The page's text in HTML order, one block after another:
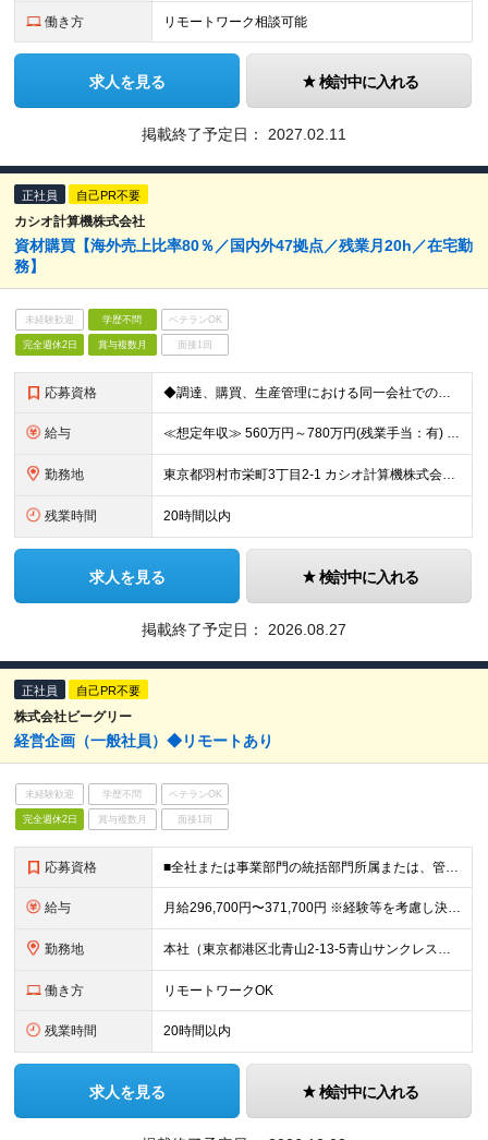
働き方 リモートワーク相談可能
求人を見る 検討中に入れる
掲載終了予定日： 2027.02.11
正社員 自己PR不要
カシオ計算機株式会社
資材購買【海外売上比率80％／国内外47拠点／残業月20h／在宅勤
務】
未経験歓迎 学歴不問 ベテランOK
完全週休2日 賞与複数月 面接1回
応募資格 ◆調達、購買、生産管理における同一会社での実務経験が3年以上ある方
給与 ≪想定年収≫ 560万円～780万円(残業手当：有) ※待遇はスキル、経験に応じて個別に決定致します。 ※基本給＋賞与（年2回）、別途残業代、諸手当を支給（残業代は1分単位で支給いたします） ※試用期
勤務地 東京都羽村市栄町3丁目2-1 カシオ計算機株式会社 羽村技術センター ※転勤は当面ありません。 ※在宅勤務あり ※(変更の範囲)会社の定める勤務地
残業時間 20時間以内
求人を見る 検討中に入れる
掲載終了予定日： 2026.08.27
正社員 自己PR不要
株式会社ビーグリー
経営企画（一般社員）◆リモートあり
未経験歓迎 学歴不問 ベテランOK
完全週休2日 賞与複数月 面接1回
応募資格 ■全社または事業部門の統括部門所属または、管理部門での業務経験 ■基本的なパソコンの操作(Excel、PowerPoint) ■大学院、大学 ▼こんな方を歓迎します ・能動的に業務を推進することが
給与 月給296,700円〜371,700円 ※経験等を考慮し決定します。 ※上記の⾦額には固定残業代80,955円～101,430円（45時間分）を含み、超過分は別途支給します。 ※試用期間：3ヶ月（本
勤務地 本社（東京都港区北⻘⼭2-13-5⻘⼭サンクレストビル4F） 適性・会社の状況に応じて次の範囲内で、就業の場所の変更があり得る。 1. 他社へ出向を命じられた場合、出向先の指示する就業場所 2. 本
働き方 リモートワークOK
残業時間 20時間以内
求人を見る 検討中に入れる